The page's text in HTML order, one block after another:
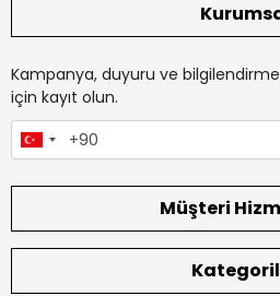
Kampanya, duyuru ve
için kayıt olun.
Müşteri